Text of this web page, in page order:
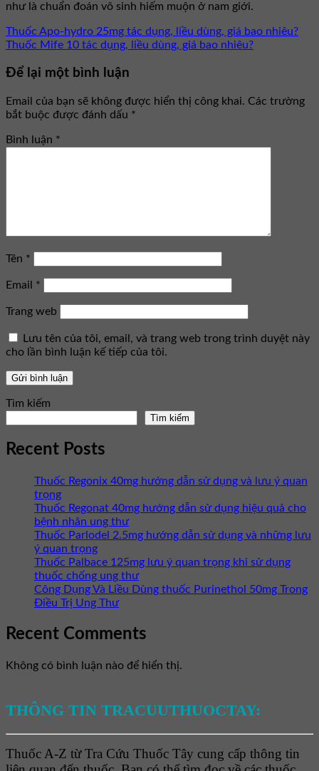
như là chuẩn đoán vô sinh hiếm muộn ở nam giới.
Thuốc Apo-hydro 25mg tác dụng, liều dùng, giá bao nhiêu?
Thuốc Mife 10 tác dụng, liều dùng, giá bao nhiêu?
Để lại một bình luận
Email của bạn sẽ không được hiển thị công khai. Các trường
bắt buộc được đánh dấu *
Bình luận *
Tên *
Email *
Trang web
Lưu tên của tôi, email, và trang web trong trình duyệt này
cho lần bình luận kế tiếp của tôi.
Tìm kiếm
Tìm kiếm
Recent Posts
Thuốc Regonix 40mg hướng dẫn sử dụng và lưu ý quan
trọng
Thuốc Regonat 40mg hướng dẫn sử dụng hiệu quả cho
bệnh nhân ung thư
Thuốc Parlodel 2.5mg hướng dẫn sử dụng và những lưu
ý quan trọng
Thuốc Palbace 125mg lưu ý quan trọng khi sử dụng
thuốc chống ung thư
Công Dụng Và Liều Dùng thuốc Purinethol 50mg Trong
Điều Trị Ung Thư
Recent Comments
Không có bình luận nào để hiển thị.
THÔNG TIN TRACUUTHUOCTAY:
Thuốc A-Z từ Tra Cứu Thuốc Tây cung cấp thông tin